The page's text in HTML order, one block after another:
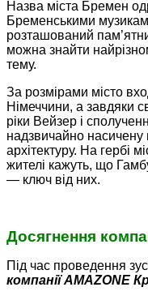
Назва міста Бремен
Бременськими
розташований
можна знайти
тему.
За розмірами місто
Німеччини, а завдяки
ріки Вейзер і
надзвичайно насичену
архітектуру. На гербі
жителі кажуть, що
— ключ від них.
Досягнення
Під час проведення
компанії AMAZONE